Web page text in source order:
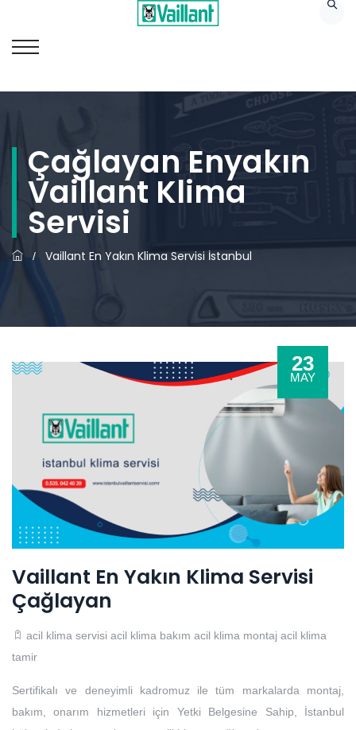
Çağlayan Enyakın
Vaillant Klima
Servisi
/ Vaillant En Yakın Klima Servisi İstanbul
23
MAY
Vaillant En Yakın Klima Servisi
Çağlayan
acil klima servisi acil klima bakım acil klima montaj acil klima
tamir
Sertifikalı ve deneyimli kadromuz ile tüm markalarda montaj,
bakım, onarım hizmetleri için Yetki Belgesine Sahip, İstanbul